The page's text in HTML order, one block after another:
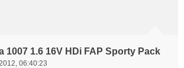
1007 1.6 16V HDi FAP Sporty Pack
06:40:23